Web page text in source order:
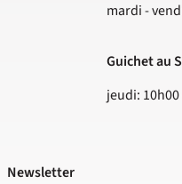
mardi -
Guichet au
jeudi:
Newsletter